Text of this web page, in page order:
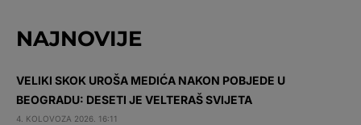
NAJNOVIJE
VELIKI SKOK UROŠA MEDIĆA NAKON POBJEDE U
BEOGRADU: DESETI JE VELTERAŠ SVIJETA
4. KOLOVOZA 2026. 16:11